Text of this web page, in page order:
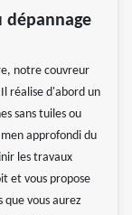
dépannage
notre couvreur
réalise d'abord un
sans tuiles ou
approfondi du
les travaux
et vous propose
vous aurez